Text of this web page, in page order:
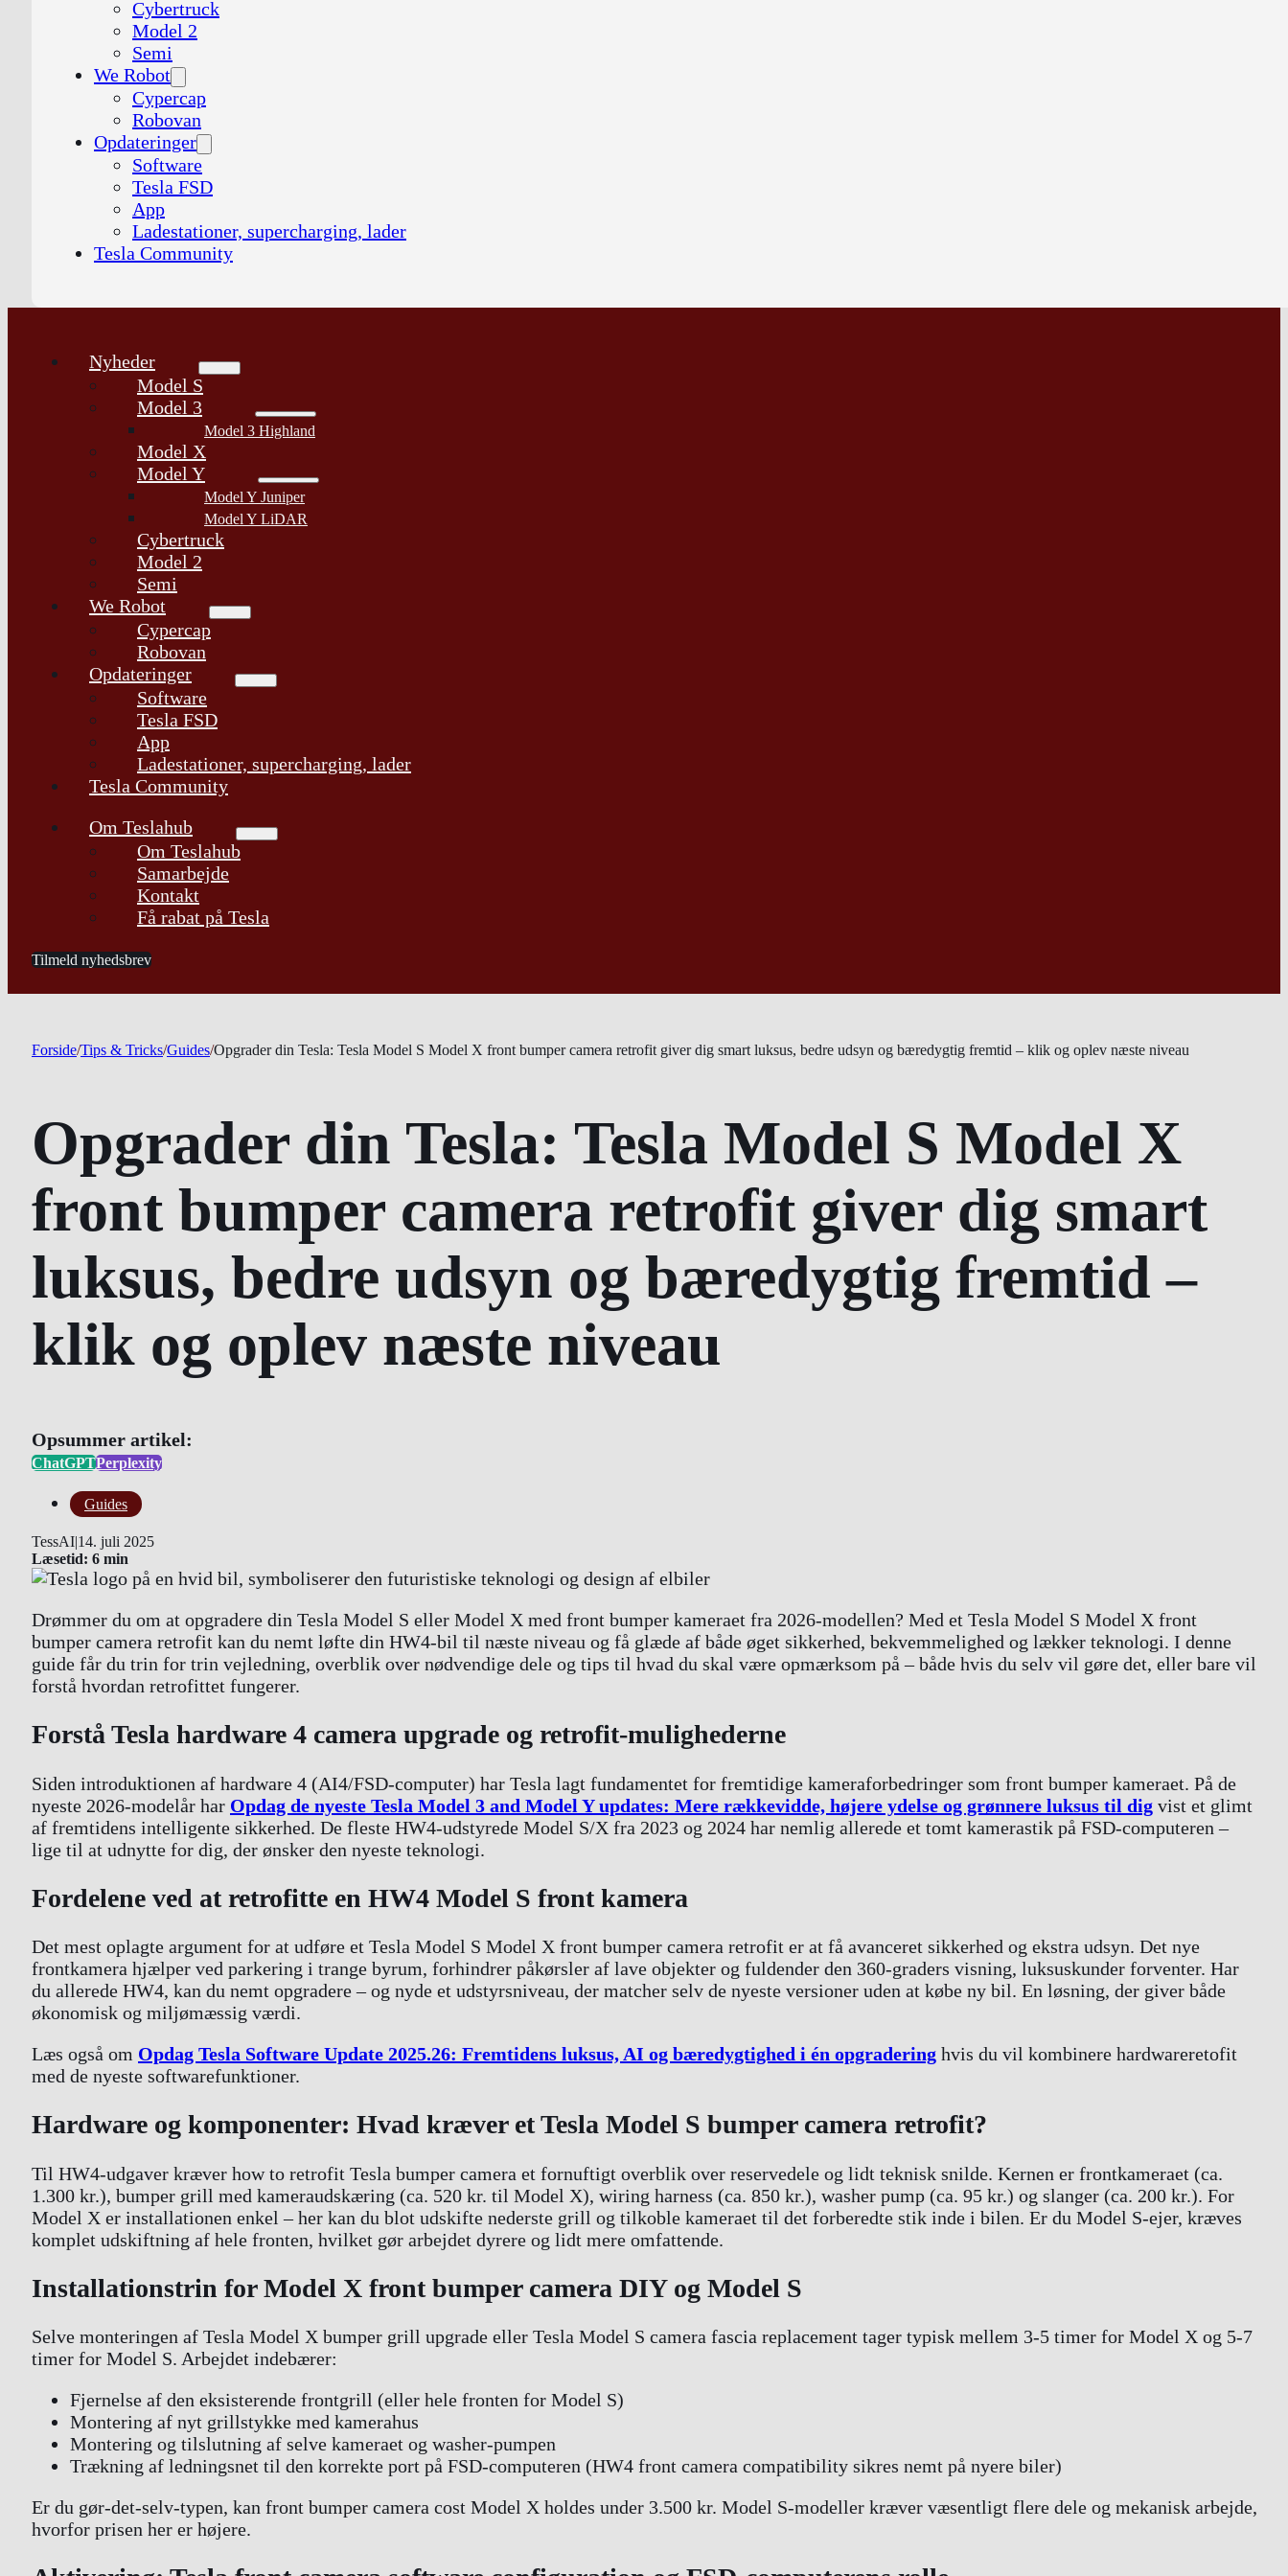
Cybertruck
Model 2
Semi
We Robot
Cypercap
Robovan
Opdateringer
Software
Tesla FSD
App
Ladestationer, supercharging, lader
Tesla Community
Nyheder
Model S
Model 3
Model 3 Highland
Model X
Model Y
Model Y Juniper
Model Y LiDAR
Cybertruck
Model 2
Semi
We Robot
Cypercap
Robovan
Opdateringer
Software
Tesla FSD
App
Ladestationer, supercharging, lader
Tesla Community
Om Teslahub
Om Teslahub
Samarbejde
Kontakt
Få rabat på Tesla
Tilmeld nyhedsbrev
Forside/Tips & Tricks/Guides/Opgrader din Tesla: Tesla Model S Model X front bumper camera retrofit giver dig smart luksus, bedre udsyn og bæredygtig fremtid – klik og oplev næste niveau
Opgrader din Tesla: Tesla Model S Model X
front bumper camera retrofit giver dig smart
luksus, bedre udsyn og bæredygtig fremtid –
klik og oplev næste niveau
Opsummer artikel:
ChatGPTPerplexity
Guides
TessAI|14. juli 2025
Læsetid: 6 min
Drømmer du om at opgradere din Tesla Model S eller Model X med front bumper kameraet fra 2026-modellen? Med et Tesla Model S Model X front
bumper camera retrofit kan du nemt løfte din HW4-bil til næste niveau og få glæde af både øget sikkerhed, bekvemmelighed og lækker teknologi. I denne
guide får du trin for trin vejledning, overblik over nødvendige dele og tips til hvad du skal være opmærksom på – både hvis du selv vil gøre det, eller bare vil
forstå hvordan retrofittet fungerer.
Forstå Tesla hardware 4 camera upgrade og retrofit-mulighederne
Siden introduktionen af hardware 4 (AI4/FSD-computer) har Tesla lagt fundamentet for fremtidige kameraforbedringer som front bumper kameraet. På de
nyeste 2026-modelår har Opdag de nyeste Tesla Model 3 and Model Y updates: Mere rækkevidde, højere ydelse og grønnere luksus til dig vist et glimt
af fremtidens intelligente sikkerhed. De fleste HW4-udstyrede Model S/X fra 2023 og 2024 har nemlig allerede et tomt kamerastik på FSD-computeren –
lige til at udnytte for dig, der ønsker den nyeste teknologi.
Fordelene ved at retrofitte en HW4 Model S front kamera
Det mest oplagte argument for at udføre et Tesla Model S Model X front bumper camera retrofit er at få avanceret sikkerhed og ekstra udsyn. Det nye
frontkamera hjælper ved parkering i trange byrum, forhindrer påkørsler af lave objekter og fuldender den 360-graders visning, luksuskunder forventer. Har
du allerede HW4, kan du nemt opgradere – og nyde et udstyrsniveau, der matcher selv de nyeste versioner uden at købe ny bil. En løsning, der giver både
økonomisk og miljømæssig værdi.
Læs også om Opdag Tesla Software Update 2025.26: Fremtidens luksus, AI og bæredygtighed i én opgradering hvis du vil kombinere hardwareretofit
med de nyeste softwarefunktioner.
Hardware og komponenter: Hvad kræver et Tesla Model S bumper camera retrofit?
Til HW4-udgaver kræver how to retrofit Tesla bumper camera et fornuftigt overblik over reservedele og lidt teknisk snilde. Kernen er frontkameraet (ca.
1.300 kr.), bumper grill med kameraudskæring (ca. 520 kr. til Model X), wiring harness (ca. 850 kr.), washer pump (ca. 95 kr.) og slanger (ca. 200 kr.). For
Model X er installationen enkel – her kan du blot udskifte nederste grill og tilkoble kameraet til det forberedte stik inde i bilen. Er du Model S-ejer, kræves
komplet udskiftning af hele fronten, hvilket gør arbejdet dyrere og lidt mere omfattende.
Installationstrin for Model X front bumper camera DIY og Model S
Selve monteringen af Tesla Model X bumper grill upgrade eller Tesla Model S camera fascia replacement tager typisk mellem 3-5 timer for Model X og 5-7
timer for Model S. Arbejdet indebærer:
Fjernelse af den eksisterende frontgrill (eller hele fronten for Model S)
Montering af nyt grillstykke med kamerahus
Montering og tilslutning af selve kameraet og washer-pumpen
Trækning af ledningsnet til den korrekte port på FSD-computeren (HW4 front camera compatibility sikres nemt på nyere biler)
Er du gør-det-selv-typen, kan front bumper camera cost Model X holdes under 3.500 kr. Model S-modeller kræver væsentligt flere dele og mekanisk arbejde,
hvorfor prisen her er højere.